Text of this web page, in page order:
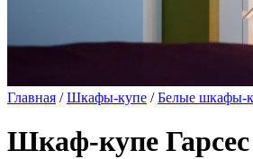
Главная /Шкафы-купе /Белые шкафы-
Шкаф-купе Гарсес